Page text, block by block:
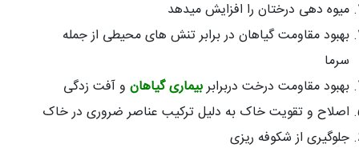
میوه دهی درختان را افزایش میدهد
بهبود مقاومت گیاهان در برابر تنش های محیطی از جمله
سرما
بهبود مقاومت درخت دربرابربیماری گیاهان و آفت زدگی
اصلاح و تقویت خاک به دلیل ترکیب عناصر ضروری در خاک
جلوگیری از شکوفه ریزی